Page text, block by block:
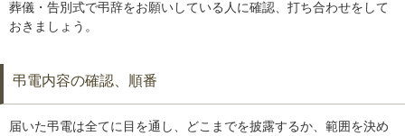
葬儀・告別式で弔辞をお願いしている人に確認、打ち合わせをして
おきましょう。
弔電内容の確認、順番
届いた弔電は全てに目を通し、どこまでを披露するか、範囲を決め